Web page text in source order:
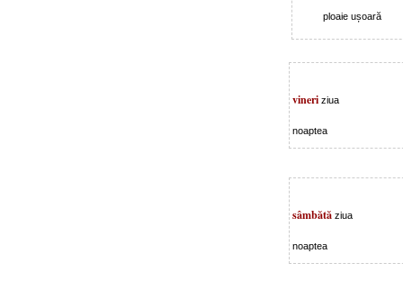
ploaie ușoară
vineri ziua
noaptea
sâmbătă ziua
noaptea